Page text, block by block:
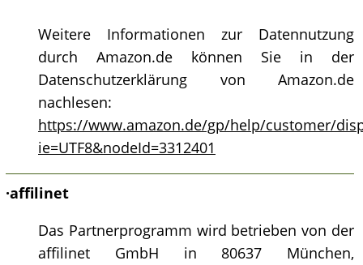
Weitere Informationen zur Datennutzung
durch Amazon.de können Sie in der
Datenschutzerklärung von Amazon.de
nachlesen:
https://www.amazon.de/gp/help/customer/
ie=UTF8&nodeId=3312401
·affilinet
Das Partnerprogramm wird betrieben von der
affilinet GmbH in 80637 München,